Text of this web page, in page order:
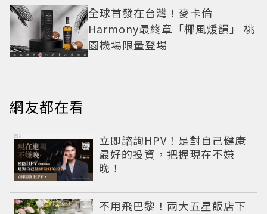
全球首發在台灣！麥卡倫
Harmony最終章「椰風煖韻」 桃
園機場限量登場
網友都在看
立即諮詢HPV！是對自己健康
最好的投資，把握現在不嫌
晚！
PR
不用飛巴黎！兩大五星飯店下